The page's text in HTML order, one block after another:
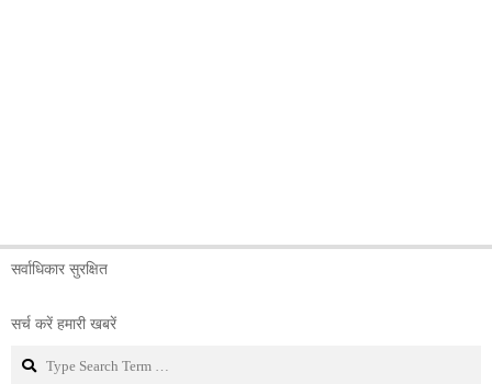
सर्वाधिकार सुरक्षित
सर्च करें हमारी खबरें